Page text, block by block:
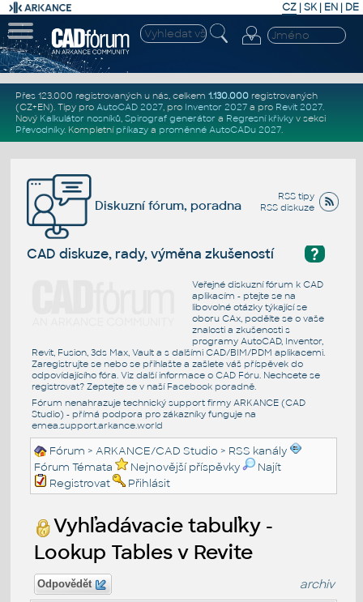
CZ | SK| EN | DE
Přes 123.000 registrovaných u nás, celkem 1.130.000registrovaných
(CZ+EN). Tipy pro AutoCAD 2027, pro Inventor 2027a pro Revit 2027.
Nový Kalkulátor nosníků, Spirograf generátor a Regresní křivkyv sekci
Převodníky. Kompletní příkazya proměnné AutoCADu 2027.
RSS tipy
RSS diskuze
Diskuzní fórum, poradna
?
CAD diskuze, rady, výměna zkušeností
Veřejné diskuzní fórum k CAD
aplikacím - ptejte se na
libovolné otázky týkající se
oboru CAx, podělte se o vaše
znalosti a zkušenosti s
programy AutoCAD, Inventor,
Revit, Fusion, 3ds Max, Vault a s dalšími CAD/BIM/PDM aplikacemi.
Zaregistrujte se nebo se přihlašte a zašlete váš příspěvek do
odpovídajícího fóra. Viz další informace o CAD Fóru. Nechcete se
registrovat? Zeptejte se v naší Facebook poradně.
Fórum nenahrazuje technický support firmy ARKANCE (CAD
Studio) - přímá podpora pro zákazníky funguje na
emea.support.arkance.world
Fórum >ARKANCE/CAD Studio > RSS kanály
Fórum Témata
Nejnovější příspěvky
Najít
Registrovat
Přihlásit
Vyhľadávacie tabuľky -
Lookup Tables v Revite
Odpovědět archiv